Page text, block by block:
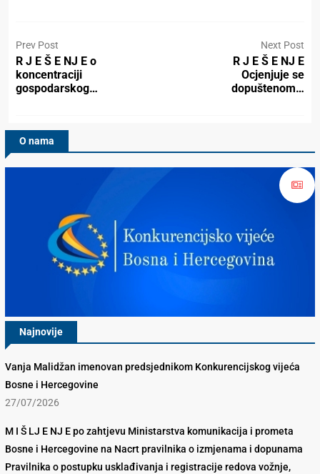
Prev Post
R J E Š E NJ E o
koncentraciji
gospodarskog…
Next Post
R J E Š E NJ E
Ocjenjuje se
dopuštenom…
O nama
Najnovije
Vanja Malidžan imenovan predsjednikom Konkurencijskog vijeća
Bosne i Hercegovine
27/07/2026
M I Š LJ E NJ E po zahtjevu Ministarstva komunikacija i prometa
Bosne i Hercegovine na Nacrt pravilnika o izmjenama i dopunama
Pravilnika o postupku usklađivanja i registracije redova vožnje,